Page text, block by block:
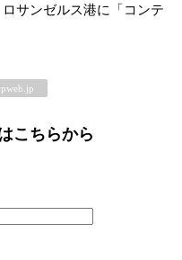
サンゼルス港に「コンテ
こちらから